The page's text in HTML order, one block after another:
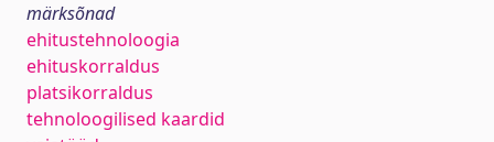
märksõnad
ehitustehnoloogia
ehituskorraldus
platsikorraldus
tehnoloogilised kaardid